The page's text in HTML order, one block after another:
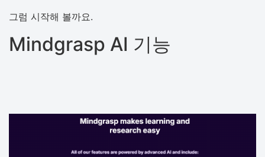
그럼 시작해 볼까요.
Mindgrasp AI 기능